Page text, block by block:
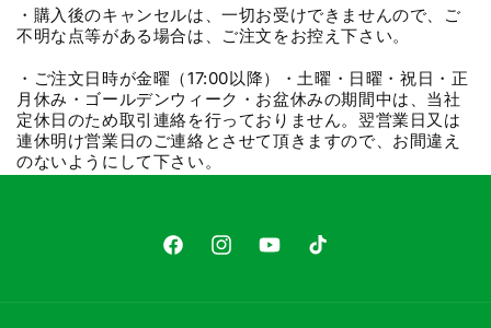
・購入後のキャンセルは、一切お受けできませんので、ご
不明な点等がある場合は、ご注文をお控え下さい。
・ご注文日時が金曜（17:00以降）・土曜・日曜・祝日・正
月休み・ゴールデンウィーク・お盆休みの期間中は、当社
定休日のため取引連絡を行っておりません。翌営業日又は
連休明け営業日のご連絡とさせて頂きますので、お間違え
のないようにして下さい。
FacebookInstagramYouTubeTikTok